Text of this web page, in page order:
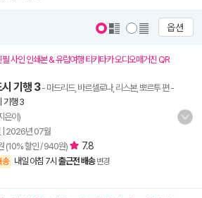
옵션
필 사인 인쇄본 & 유럽여행 티키타카 오디오매거진 QR
기행 3- 마드리드, 바르셀로나, 리스본, 뽀르투 편 -
기행 3
은이)
2026년 07월
(10% 할인 / 940원) 7.8
송 내일 아침 7시 출근전 배송 변경